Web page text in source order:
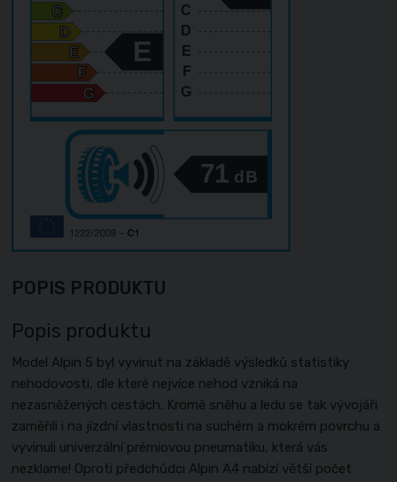
C
D
E
F
G
71 dB
E
POPIS PRODUKTU
Popis produktu
Model Alpin 5 byl vyvinut na základě výsledků statistiky
nehodovosti, dle které nejvíce nehod vzniká na
nezasněžených cestách. Kromě sněhu a ledu se tak vývojáři
zaměřili i na jízdní vlastnosti na suchém a mokrém povrchu a
vyvinuli univerzální prémiovou pneumatiku, která vás
nezklame! Oproti předchůdci Alpin A4 nabízí větší počet